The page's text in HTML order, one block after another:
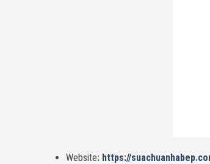
Website: https://